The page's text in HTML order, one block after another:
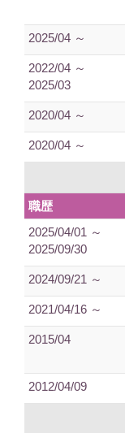
2025/04 ～
2022/04 ～
2025/03
2020/04 ～
2020/04 ～
職歴
2025/04/01 ～
2025/09/30
2024/09/21 ～
2021/04/16 ～
2015/04
2012/04/09